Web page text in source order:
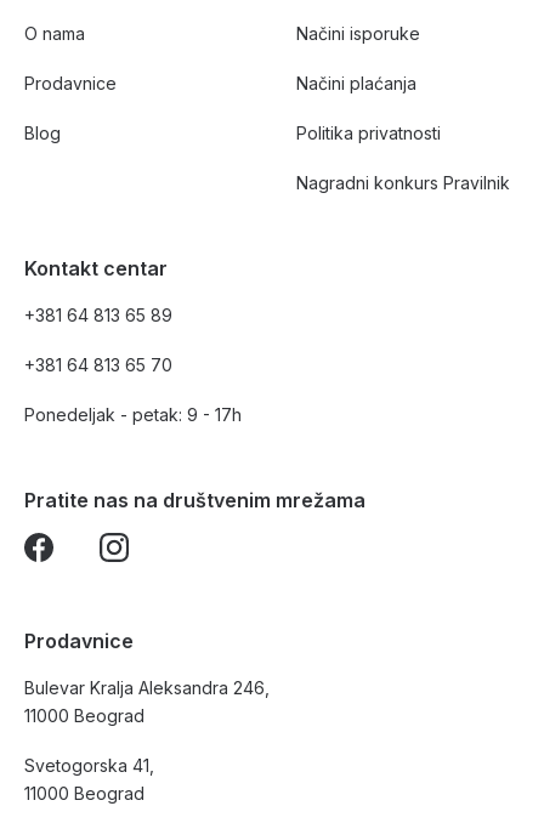
O nama
Prodavnice
Blog
Načini isporuke
Načini plaćanja
Politika privatnosti
Nagradni konkurs Pravilnik
Kontakt centar
+381 64 813 65 89
+381 64 813 65 70
Ponedeljak - petak: 9 - 17h
Pratite nas na društvenim mrežama
Prodavnice
Bulevar Kralja Aleksandra 246,
11000 Beograd
Svetogorska 41,
11000 Beograd